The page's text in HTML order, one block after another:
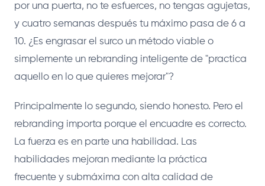
por una puerta, no te esfuerces, no tengas agujetas,
y cuatro semanas después tu máximo pasa de 6 a
10. ¿Es engrasar el surco un método viable o
simplemente un rebranding inteligente de "practica
aquello en lo que quieres mejorar"?
Principalmente lo segundo, siendo honesto. Pero el
rebranding importa porque el encuadre es correcto.
La fuerza es en parte una habilidad. Las
habilidades mejoran mediante la práctica
frecuente y submáxima con alta calidad de